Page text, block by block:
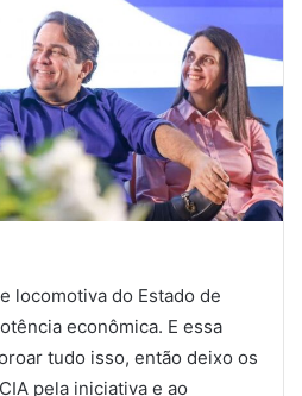
locomotiva do Estado de
econômica. E essa
tudo isso, então deixo os
pela iniciativa e ao